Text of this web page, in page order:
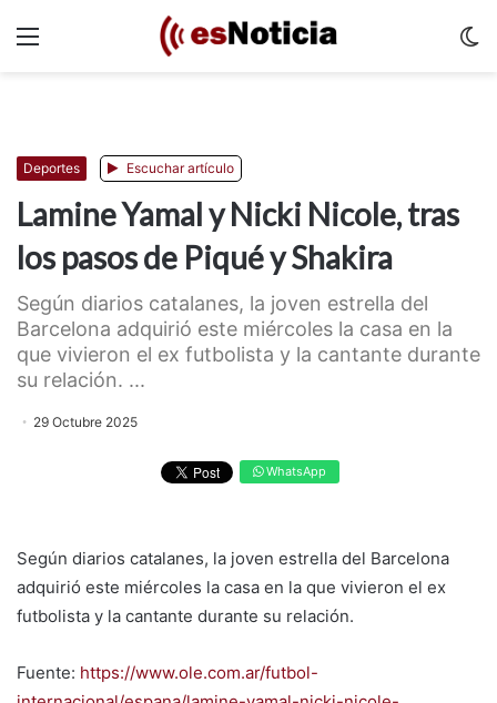
Deportes Escuchar artículo
Lamine Yamal y Nicki Nicole, tras
los pasos de Piqué y Shakira
Según diarios catalanes, la joven estrella del
Barcelona adquirió este miércoles la casa en la
que vivieron el ex futbolista y la cantante durante
su relación. ...
29 Octubre 2025
WhatsApp
Según diarios catalanes, la joven estrella del Barcelona
adquirió este miércoles la casa en la que vivieron el ex
futbolista y la cantante durante su relación.
Fuente: https://www.ole.com.ar/futbol-